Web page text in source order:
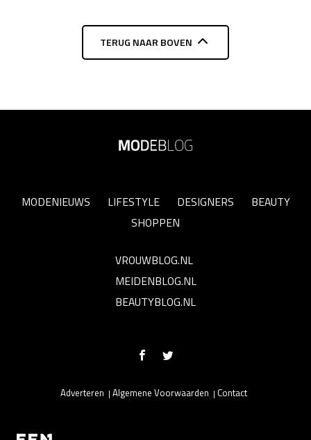
TERUG NAAR BOVEN
MODENIEUWS LIFESTYLE DESIGNERS
BEAUTY
SHOPPEN
VROUWBLOG.NL
MEIDENBLOG.NL
BEAUTYBLOG.NL
Adverteren Algemene Voorwaarden Contact